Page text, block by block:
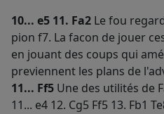
10... e5 11. Fa2 Le fou
pion f7. La facon de jouer
en jouant des coups qui
previennent les plans de
11... Ff5 Une des utilités de
11... e4 12. Cg5 Ff5 13. Fb1